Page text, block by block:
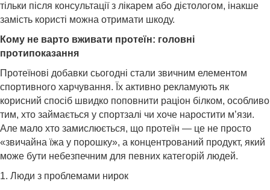
тільки після консультації з лікарем або дієтологом, інакше
замість користі можна отримати шкоду.
Кому не варто вживати протеїн: головні
протипоказання
Протеїнові добавки сьогодні стали звичним елементом
спортивного харчування. Їх активно рекламують як
корисний спосіб швидко поповнити раціон білком, особливо
тим, хто займається у спортзалі чи хоче наростити м’язи.
Але мало хто замислюється, що протеїн — це не просто
«звичайна їжа у порошку», а концентрований продукт, який
може бути небезпечним для певних категорій людей.
1. Люди з проблемами нирок